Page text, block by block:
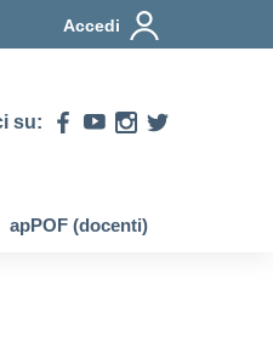
Accedi
su:
apPOF (docenti)